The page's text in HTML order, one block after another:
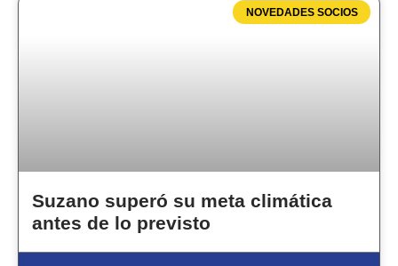
NOVEDADES SOCIOS
Suzano superó su meta climática
antes de lo previsto